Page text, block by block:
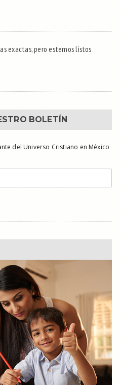
exactas, pero estemos listos
BOLETÍN
del Universo Cristiano en México